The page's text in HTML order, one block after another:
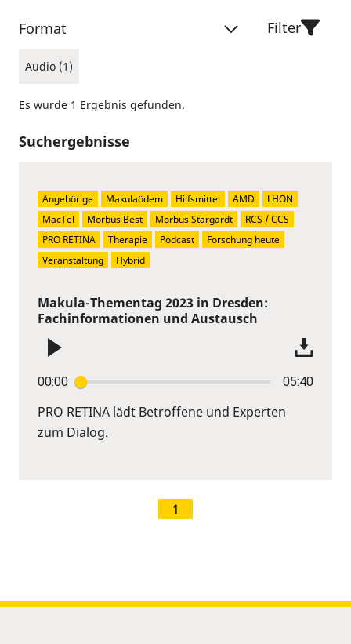
Format
Audio (1)
Filter
Es wurde 1 Ergebnis gefunden.
Suchergebnisse
Makula-Thementag 2023 in Dresden:
Fachinformationen und Austausch
00:00 05:40
PRO RETINA lädt Betroffene und Experten
zum Dialog.
Angehörige Makulaödem Hilfsmittel AMD
LHON
MacTel
Morbus Best Morbus Stargardt
RCS / CCS
PRO RETINA
Therapie Podcast
Forschung heute
Veranstaltung
Hybrid
1